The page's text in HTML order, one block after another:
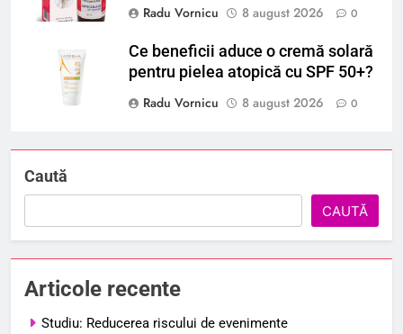
Radu Vornicu
8 august 2026 0
Ce beneficii aduce o cremă solară
pentru pielea atopică cu SPF 50+?
Radu Vornicu
8 august 2026 0
Caută
CAUTĂ
Articole recente
Studiu: Reducerea riscului de evenimente